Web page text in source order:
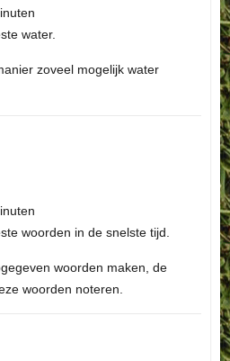
zoveel mogelijk water
in de snelste tijd.
woorden maken, de
woorden noteren.